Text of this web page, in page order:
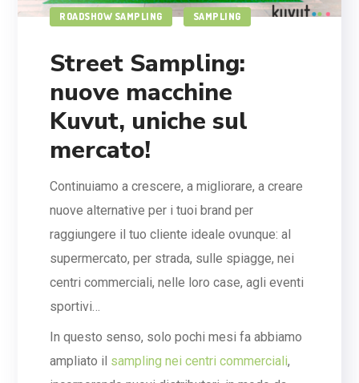
ROADSHOW SAMPLING SAMPLING
Street Sampling:
nuove macchine
Kuvut, uniche sul
mercato!
Continuiamo a crescere, a migliorare, a creare
nuove alternative per i tuoi brand per
raggiungere il tuo cliente ideale ovunque: al
supermercato, per strada, sulle spiagge, nei
centri commerciali, nelle loro case, agli eventi
sportivi…
In questo senso, solo pochi mesi fa abbiamo
ampliato il sampling nei centri commerciali,